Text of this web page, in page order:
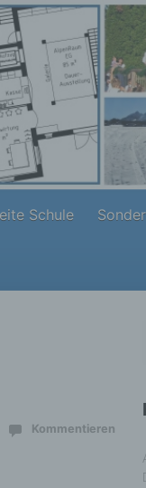
Schule
Kommentieren